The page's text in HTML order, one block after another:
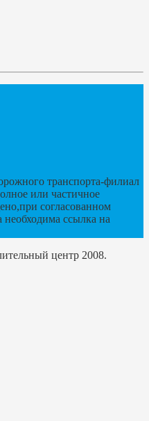
транспорта-филиал
или частичное
согласованном
необходима ссылка на
центр 2008.